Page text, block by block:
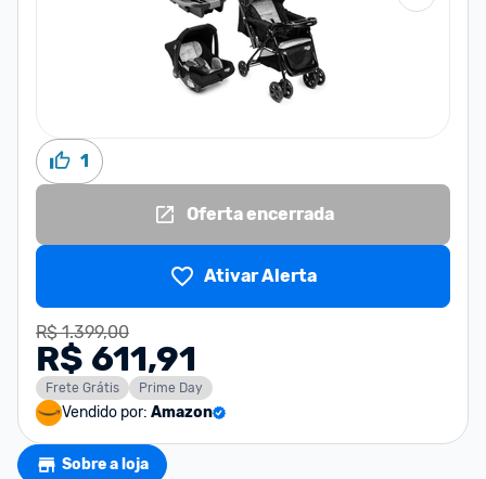
1
Oferta encerrada
Ativar Alerta
R$ 1.399,00
R$ 611,91
Frete Grátis Prime Day
Vendido por: Amazon
Sobre a loja